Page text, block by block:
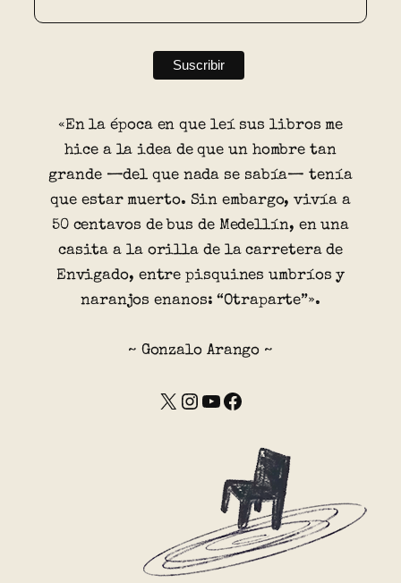
«En la época en que leí sus libros me
hice a la idea de que un hombre tan
grande —del que nada se sabía— tenía
que estar muerto. Sin embargo, vivía a
50 centavos de bus de Medellín, en una
casita a la orilla de la carretera de
Envigado, entre pisquines umbríos y
naranjos enanos: “Otraparte”».
~ Gonzalo Arango ~
X Instagram YouTube Facebook